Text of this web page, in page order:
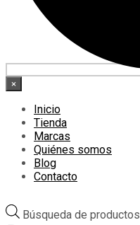
×
Inicio
Tienda
Marcas
Quiénes somos
Blog
Contacto
Búsqueda de productos